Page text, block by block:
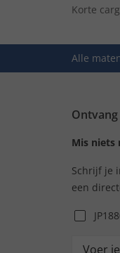
Korte
Alle
Mis niets
Schrijf je
een